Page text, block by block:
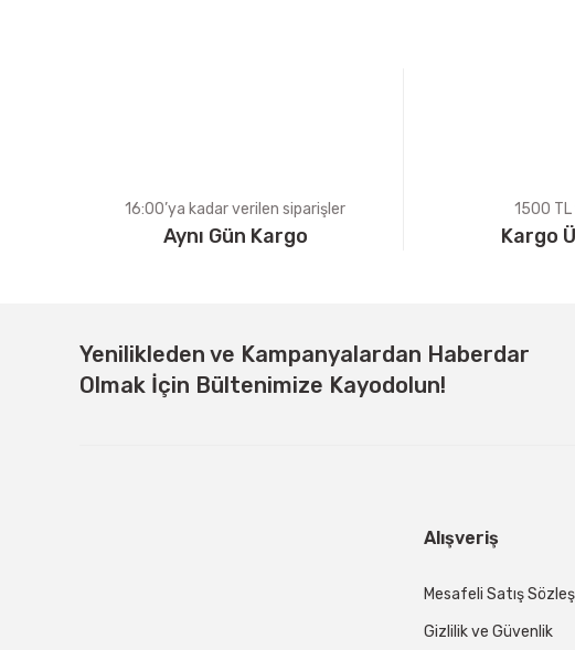
16:00’ya kadar verilen siparişler
Aynı Gün Kargo
1500
Kargo
Yenilikleden ve Kampanyalardan Haberdar
Olmak İçin Bültenimize Kayodolun!
Alışveriş
Mesafeli Satış
Gizlilik ve Güvenlik